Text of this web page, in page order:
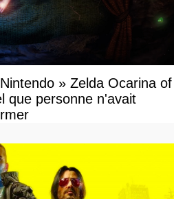
» Zelda Ocarina of
que personne n'avait